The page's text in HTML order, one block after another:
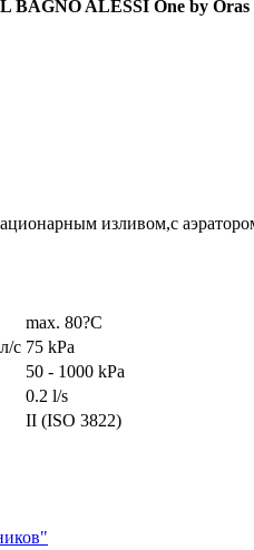
BAGNO ALESSI One by Oras
изливом,с
max. 80?C
с 75 kPa
50 - 1000 kPa
0.2 l/s
II (ISO 3822)